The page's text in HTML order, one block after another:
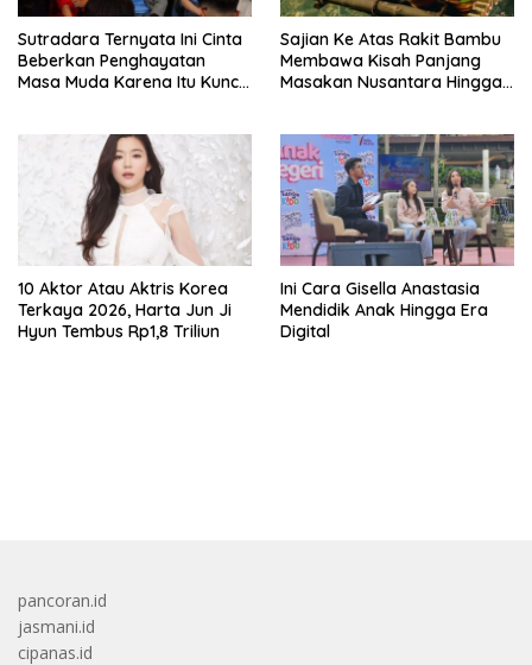
Sutradara Ternyata Ini Cinta
Beberkan Penghayatan
Masa Muda Karena Itu Kunci
Sajian Ke Atas Rakit Bambu
Membawa Kisah Panjang
Masakan Nusantara Hingga
10 Aktor Atau Aktris Korea
Terkaya 2026, Harta Jun Ji
Hyun Tembus Rp1,8 Triliun
Ini Cara Gisella Anastasia
Mendidik Anak Hingga Era
Digital
pancoran.id
jasmani.id
cipanas.id